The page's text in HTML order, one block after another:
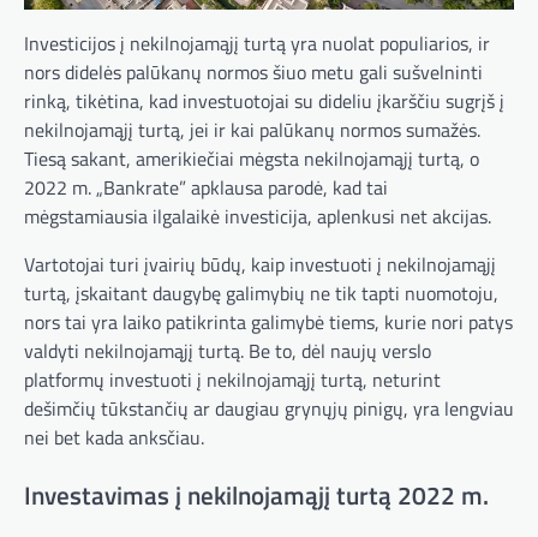
Investicijos į nekilnojamąjį turtą yra nuolat populiarios, ir
nors didelės palūkanų normos šiuo metu gali sušvelninti
rinką, tikėtina, kad investuotojai su dideliu įkarščiu sugrįš į
nekilnojamąjį turtą, jei ir kai palūkanų normos sumažės.
Tiesą sakant, amerikiečiai mėgsta nekilnojamąjį turtą, o
2022 m. „Bankrate” apklausa parodė, kad tai
mėgstamiausia ilgalaikė investicija, aplenkusi net akcijas.
Vartotojai turi įvairių būdų, kaip investuoti į nekilnojamąjį
turtą, įskaitant daugybę galimybių ne tik tapti nuomotoju,
nors tai yra laiko patikrinta galimybė tiems, kurie nori patys
valdyti nekilnojamąjį turtą. Be to, dėl naujų verslo
platformų investuoti į nekilnojamąjį turtą, neturint
dešimčių tūkstančių ar daugiau grynųjų pinigų, yra lengviau
nei bet kada anksčiau.
Investavimas į nekilnojamąjį turtą 2022 m.